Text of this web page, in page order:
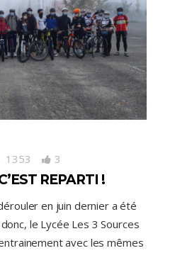
1353 3
REPARTI !
en juin dernier a été
le Lycée Les 3 Sources
avec les mêmes